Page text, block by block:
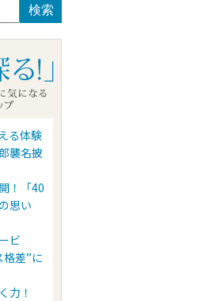
る体験
襲名披
！「40
思い
ビ
差”に
力！